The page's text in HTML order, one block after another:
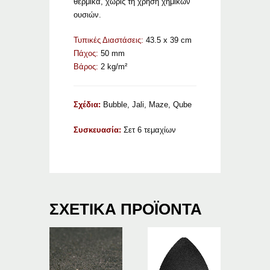
ουσιών.
Τυπικές Διαστάσεις: 43.5 x 39 cm
Πάχος: 50 mm
Βάρος: 2 kg/m²
Σχέδια: Bubble, Jali, Maze, Qube
Συσκευασία: Σετ 6 τεμαχίων
ΣΧΕΤΙΚΆ ΠΡΟΪΌΝΤΑ